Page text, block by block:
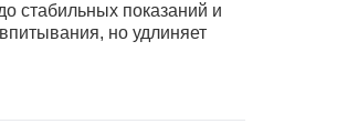
стабильных показаний и
но удлиняет